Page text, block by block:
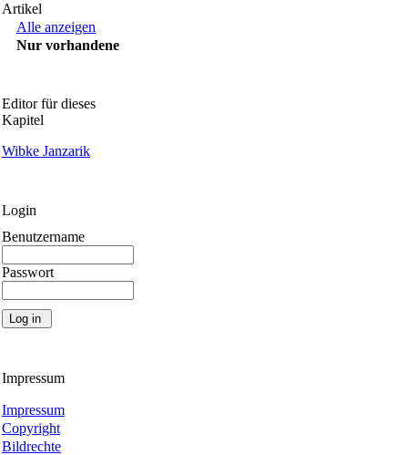
Artikel
Alle anzeigen
Nur vorhandene
Editor für dieses
Kapitel
Wibke Janzarik
Login
Benutzername
Passwort
Impressum
Impressum
Copyright
Bildrechte